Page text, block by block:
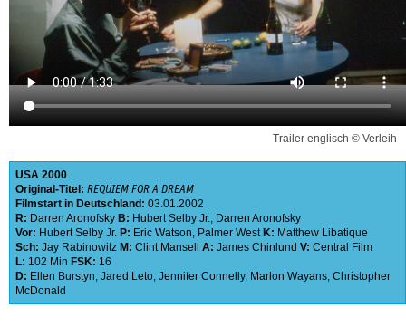
Trailer englisch © Verleih
USA 2000
Original-Titel: REQUIEM FOR A DREAM
Filmstart in Deutschland: 03.01.2002
R: Darren Aronofsky B: Hubert Selby Jr., Darren Aronofsky
Vor: Hubert Selby Jr. P: Eric Watson, Palmer West K: Matthew Libatique
Sch: Jay Rabinowitz M: Clint Mansell A: James Chinlund V: Central Film
L: 102 Min FSK: 16
D: Ellen Burstyn, Jared Leto, Jennifer Connelly, Marlon Wayans, Christopher
McDonald